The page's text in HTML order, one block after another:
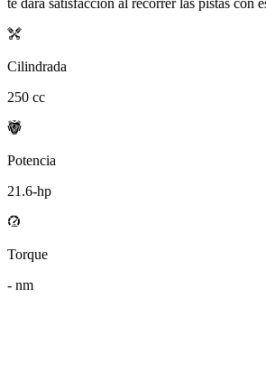
Cilindrada
250 cc
Potencia
21.6-hp
Torque
- nm